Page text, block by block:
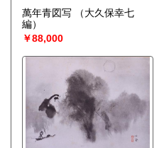
萬年青図写
（大久保幸七
編）
￥88,000